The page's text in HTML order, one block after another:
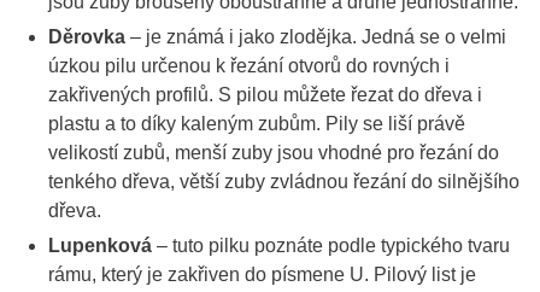
Děrovka – je známá i jako zlodějka. Jedná se o velmi
úzkou pilu určenou k řezání otvorů do rovných i
zakřivených profilů. S pilou můžete řezat do dřeva i
plastu a to díky kaleným zubům. Pily se liší právě
velikostí zubů, menší zuby jsou vhodné pro řezání do
tenkého dřeva, větší zuby zvládnou řezání do silnějšího
dřeva.
Lupenková – tuto pilku poznáte podle typického tvaru
rámu, který je zakřiven do písmene U. Pilový list je